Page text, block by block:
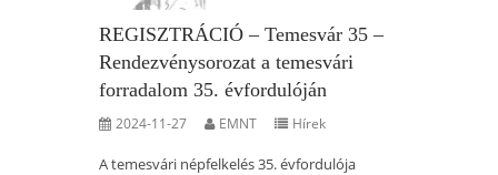
REGISZTRÁCIÓ – Temesvár 35 –
Rendezvénysorozat a temesvári
forradalom 35. évfordulóján
2024-11-27 EMNT Hírek
A temesvári népfelkelés 35. évfordulója